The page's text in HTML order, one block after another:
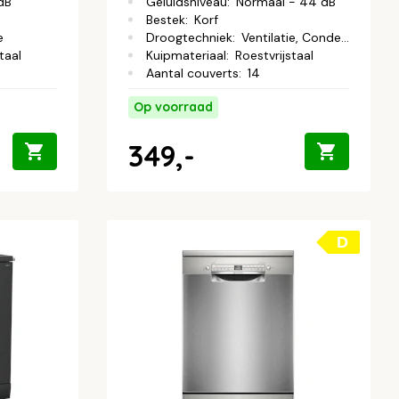
Bestek: Korf
Droogtechniek: Ventilatie, Condens
Kuipmateriaal: Roestvrijstaal
Aantal couverts: 14
Op voorraad
349,-
D